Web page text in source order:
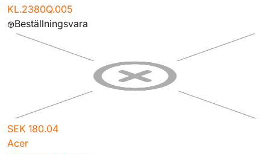
KL.2380Q.005
Beställningsvara
SEK 180.04
Acer